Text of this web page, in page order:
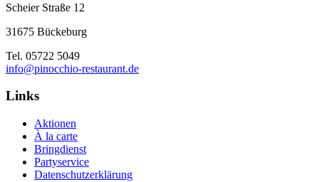
Scheier Straße 12
31675 Bückeburg
Tel. 05722 5049
info@pinocchio-restaurant.de
Links
Aktionen
À la carte
Bringdienst
Partyservice
Datenschutzerklärung